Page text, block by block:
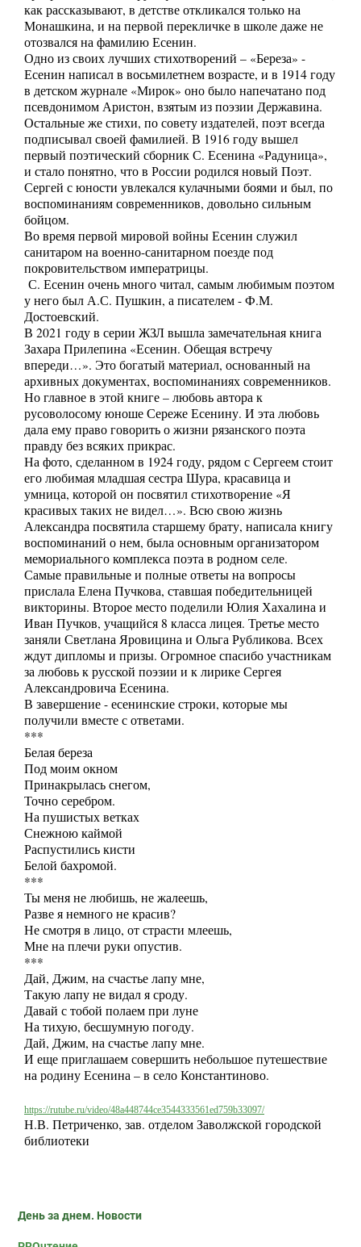
как рассказывают, в детстве откликался только на
Монашкина, и на первой перекличке в школе даже не
отозвался на фамилию Есенин.
Одно из своих лучших стихотворений – «Береза» -
Есенин написал в восьмилетнем возрасте, и в 1914 году
в детском журнале «Мирок» оно было напечатано под
псевдонимом Аристон, взятым из поэзии Державина.
Остальные же стихи, по совету издателей, поэт всегда
подписывал своей фамилией. В 1916 году вышел
первый поэтический сборник С. Есенина «Радуница»,
и стало понятно, что в России родился новый Поэт.
Сергей с юности увлекался кулачными боями и был, по
воспоминаниям современников, довольно сильным
бойцом.
Во время первой мировой войны Есенин служил
санитаром на военно-санитарном поезде под
покровительством императрицы.
С. Есенин очень много читал, самым любимым поэтом
у него был А.С. Пушкин, а писателем - Ф.М.
Достоевский.
В 2021 году в серии ЖЗЛ вышла замечательная книга
Захара Прилепина «Есенин. Обещая встречу
впереди…». Это богатый материал, основанный на
архивных документах, воспоминаниях современников.
Но главное в этой книге – любовь автора к
русоволосому юноше Сереже Есенину. И эта любовь
дала ему право говорить о жизни рязанского поэта
правду без всяких прикрас.
На фото, сделанном в 1924 году, рядом с Сергеем стоит
его любимая младшая сестра Шура, красавица и
умница, которой он посвятил стихотворение «Я
красивых таких не видел…». Всю свою жизнь
Александра посвятила старшему брату, написала книгу
воспоминаний о нем, была основным организатором
мемориального комплекса поэта в родном селе.
Самые правильные и полные ответы на вопросы
прислала Елена Пучкова, ставшая победительницей
викторины. Второе место поделили Юлия Хахалина и
Иван Пучков, учащийся 8 класса лицея. Третье место
заняли Светлана Яровицина и Ольга Рубликова. Всех
ждут дипломы и призы. Огромное спасибо участникам
за любовь к русской поэзии и к лирике Сергея
Александровича Есенина.
В завершение - есенинские строки, которые мы
получили вместе с ответами.
***
Белая береза
Под моим окном
Принакрылась снегом,
Точно серебром.
На пушистых ветках
Снежною каймой
Распустились кисти
Белой бахромой.
***
Ты меня не любишь, не жалеешь,
Разве я немного не красив?
Не смотря в лицо, от страсти млеешь,
Мне на плечи руки опустив.
***
Дай, Джим, на счастье лапу мне,
Такую лапу не видал я сроду.
Давай с тобой полаем при луне
На тихую, бесшумную погоду.
Дай, Джим, на счастье лапу мне.
И еще приглашаем совершить небольшое путешествие
на родину Есенина – в село Константиново.
https://rutube.ru/video/48a448744ce3544333561ed759b33097/
Н.В. Петриченко, зав. отделом Заволжской городской
библиотеки
День за днем. Новости